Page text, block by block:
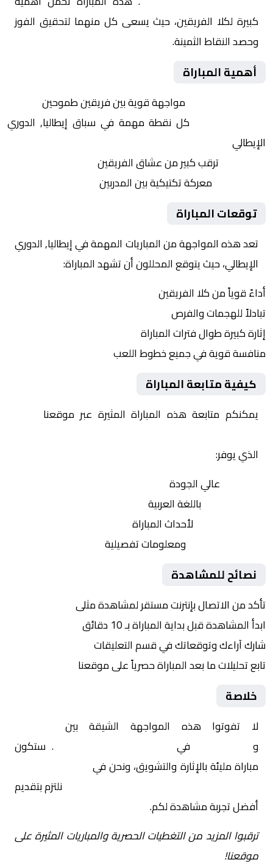
كبيرة لكلا الفريقين، حيث يسعى كل منهما لتحقيق الفوز
وحصد النقاط الثمينة.
أهمية المباراة
مواجهة قوية بين فريقين طموحين
كل نقطة مهمة في سباق إيطاليا, الدوري
الإيطالي
ترقب كبير من عشاق الفريقين
معركة تكتيكية بين المدربين
توقعات المباراة
تعد هذه المواجهة من المباريات المهمة في إيطاليا, الدوري
الإيطالي، حيث يتوقع المحللون أن تشهد المباراة:
أداءً قوياً من كلا الفريقين
تبادلاً للهجمات والفرص
إثارة كبيرة طوال فترات المباراة
منافسة قوية في جميع خطوط اللعب
كيفية متابعة المباراة
يمكنكم متابعة هذه المباراة المثيرة عبر موقعنا
الذي يوفر:
عالي الجودة
باللغة العربية
لأحداث المباراة
ومعلومات تفصيلية
نصائح للمشاهدة
تأكد من الاتصال بإنترنت مستقر لمشاهدة مثلى
ابدأ المشاهدة قبل بداية المباراة بـ 10 دقائق
شارك آراءك وتوقعاتك في قسم التعليقات
تابع تحليلات ما بعد المباراة حصرياً على موقعنا
خلاصة
لا تفوتوا هذه المواجهة الشيقة بين
وكريمونيسي في
. ستكون
مباراة مليئة بالإثارة والتشويق، ونحن في
نلتزم بتقديم
أفضل تجربة مشاهدة لكم.
ترقبوا المزيد من التغطيات الحصرية والمباريات المثيرة على
موقعنا!